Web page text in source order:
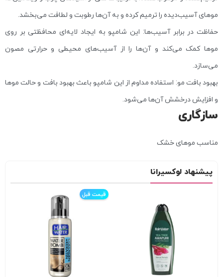
موهای آسیب‌دیده را ترمیم کرده و به آن‌ها رطوبت و لطافت می‌بخشد.
حفاظت در برابر آسیب‌ها: این شامپو به ایجاد لایه‌ای محافظتی بر روی
موها کمک می‌کند و آن‌ها را از آسیب‌های محیطی و حرارتی مصون
می‌سازد.
بهبود بافت مو: استفاده مداوم از این شامپو باعث بهبود بافت و حالت موها
و افزایش درخشش آن‌ها می‌شود.
سازگاری
مناسب موهای خشک
پیشنهاد لوکسیرانا
قیمت قبل